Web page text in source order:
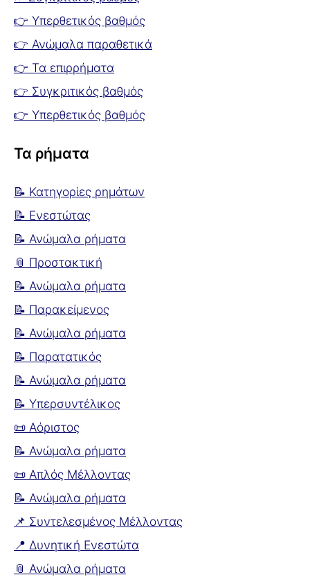
👉 Υπερθετικός βαθμός
👉 Ανώμαλα παραθετικά
👉 Τα επιρρήματα
👉 Συγκριτικός βαθμός
👉 Υπερθετικός βαθμός
Τα ρήματα
📝 Κατηγορίες ρημάτων
📝 Ενεστώτας
📝 Ανώμαλα ρήματα
📎 Προστακτική
📝 Ανώμαλα ρήματα
📝 Παρακείμενος
📝 Ανώμαλα ρήματα
📝 Παρατατικός
📝 Ανώμαλα ρήματα
📝 Υπερσυντέλικος
📜 Αόριστος
📝 Ανώμαλα ρήματα
📜 Απλός Μέλλοντας
📝 Ανώμαλα ρήματα
📌 Συντελεσμένος Μέλλοντας
📍 Δυνητική Ενεστώτα
📎 Ανώμαλα ρήματα